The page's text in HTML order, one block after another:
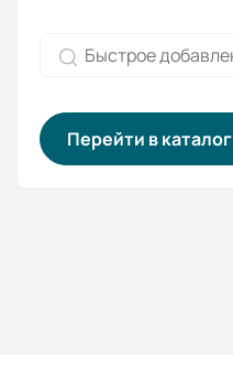
Перейти в каталог